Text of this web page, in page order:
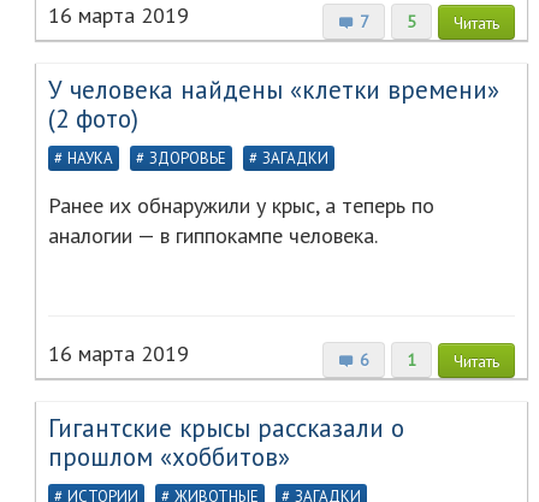
7 5 Читать
16 марта 2019
У человека найдены «клетки времени»
(2 фото)
НАУКА ЗДОРОВЬЕ ЗАГАДКИ
Ранее их обнаружили у крыс, а теперь по
аналогии — в гиппокампе человека.
6 1 Читать
16 марта 2019
Гигантские крысы рассказали о
прошлом «хоббитов»
ИСТОРИИ ЖИВОТНЫЕ ЗАГАДКИ